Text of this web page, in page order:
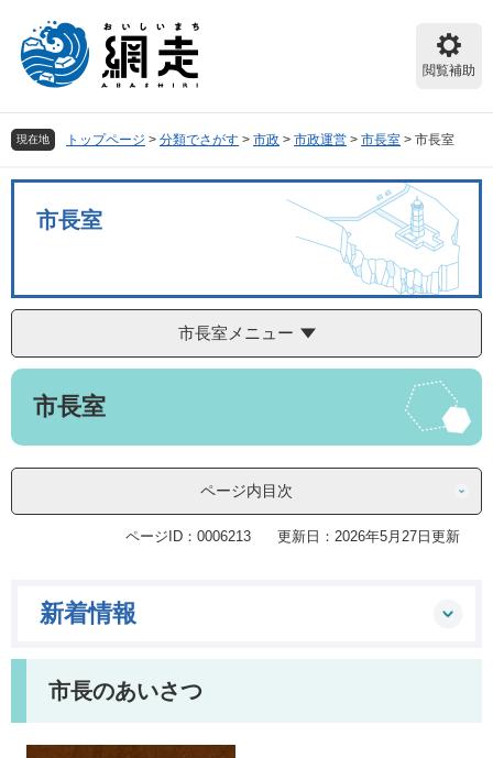
頭
で
飛
ば
閲覧補助
現在地 トップページ > 分類でさがす > 市政 > 市政運営 > 市長室 > 市長室
市長室
市長室メニュー
本
市長室
ページ内目次
ページID：0006213 更新日：2026年5月27日更新
新着情報
市長のあいさつ